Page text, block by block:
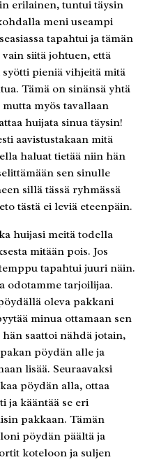
erilainen, tuntui täysin
meni useampi
tapahtui ja tämän
siitä johtuen, että
pieniä vihjeitä mitä
Tämä on sinänsä yhtä
myös tavallaan
huijata sinua täysin!
aavistustakaan mitä
haluat tietää niin hän
sen sinulle
sillä tässä ryhmässä
tästä ei leviä eteenpäin.
huijasi meitä todella
mitään pois. Jos
tapahtui juuri näin.
odotamme tarjoilijaa.
oleva pakkani
minua ottamaan sen
saattoi nähdä jotain,
pöydän alle ja
lisää. Seuraavaksi
pöydän alla, ottaa
ja kääntää se eri
pakkaan. Tämän
pöydän päältä ja
koteloon ja suljen